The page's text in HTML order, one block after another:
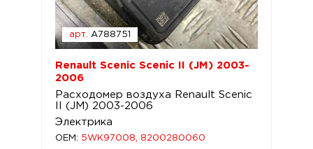
арт. A788751
Renault Scenic Scenic II (JM) 2003-
2006
Расходомер воздуха Renault Scenic
II (JM) 2003-2006
Электрика
OEM: 5WK97008, 8200280060